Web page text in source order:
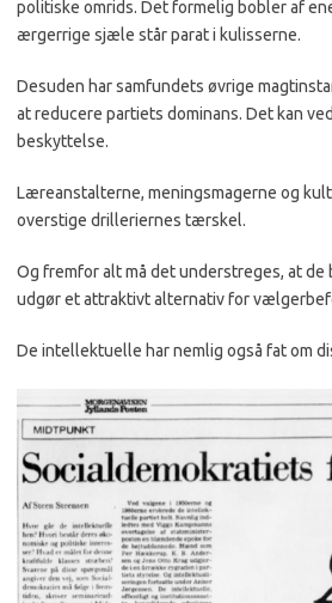
politiske om­rids. Det formelig bobler af
ærgerri­ge sjæle står parat i kulisserne.
Desuden har samfundets øv­rige
at reducere partiets dominans. Det kan
beskyttelse.
Læreanstalterne, menings­magerne og
overstige drille­riernes tærskel.
Og fremfor alt må det under­streges, at de
udgør et attraktivt al­ternativ for
De intellektuelle har nemlig også fat om